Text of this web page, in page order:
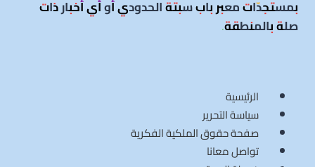
بمستجدّات معبر باب سبتة الحدودي أو أي أخبار ذات
صلة بالمنطقة.
الرئيسية
سياسة التحرير
صفحة حقوق الملكية الفكرية
تواصل معانا